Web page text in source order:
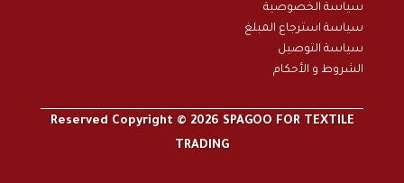
سياسة الخصوصية
سياسة استرجاع المبلغ
سياسة التوصيل
الشروط و الأحكام
Reserved Copyright © 2026 SPAGOO FOR TEXTILE
TRADING